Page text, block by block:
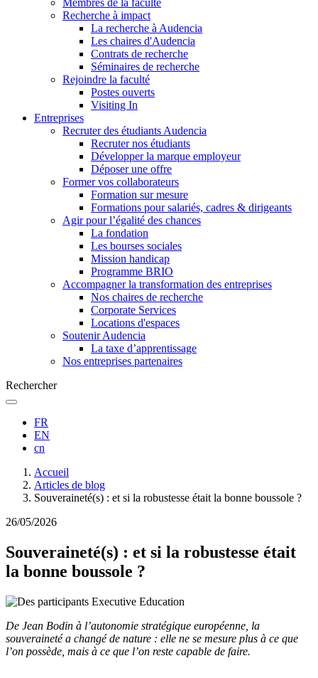
Membres de la faculté
Recherche à impact
La recherche à Audencia
Les chaires d'Audencia
Contrats de recherche
Séminaires de recherche
Rejoindre la faculté
Postes ouverts
Visiting In
Entreprises
Recruter des étudiants Audencia
Recruter nos étudiants
Développer la marque employeur
Déposer une offre
Former vos collaborateurs
Formation sur mesure
Formations pour salariés, cadres & dirigeants
Agir pour l’égalité des chances
La fondation
Les bourses sociales
Mission handicap
Programme BRIO
Accompagner la transformation des entreprises
Nos chaires de recherche
Corporate Services
Locations d'espaces
Soutenir Audencia
La taxe d’apprentissage
Nos entreprises partenaires
Rechercher
FR
EN
cn
d'Ariane
Accueil
Articles de blog
Souveraineté(s) : et si la robustesse était la bonne boussole ?
26/05/2026
Souveraineté(s) : et si la robustesse était
la bonne boussole ?
De Jean Bodin à l’autonomie stratégique européenne, la
souveraineté a changé de nature : elle ne se mesure plus à ce que
l’on possède, mais à ce que l’on reste capable de faire.